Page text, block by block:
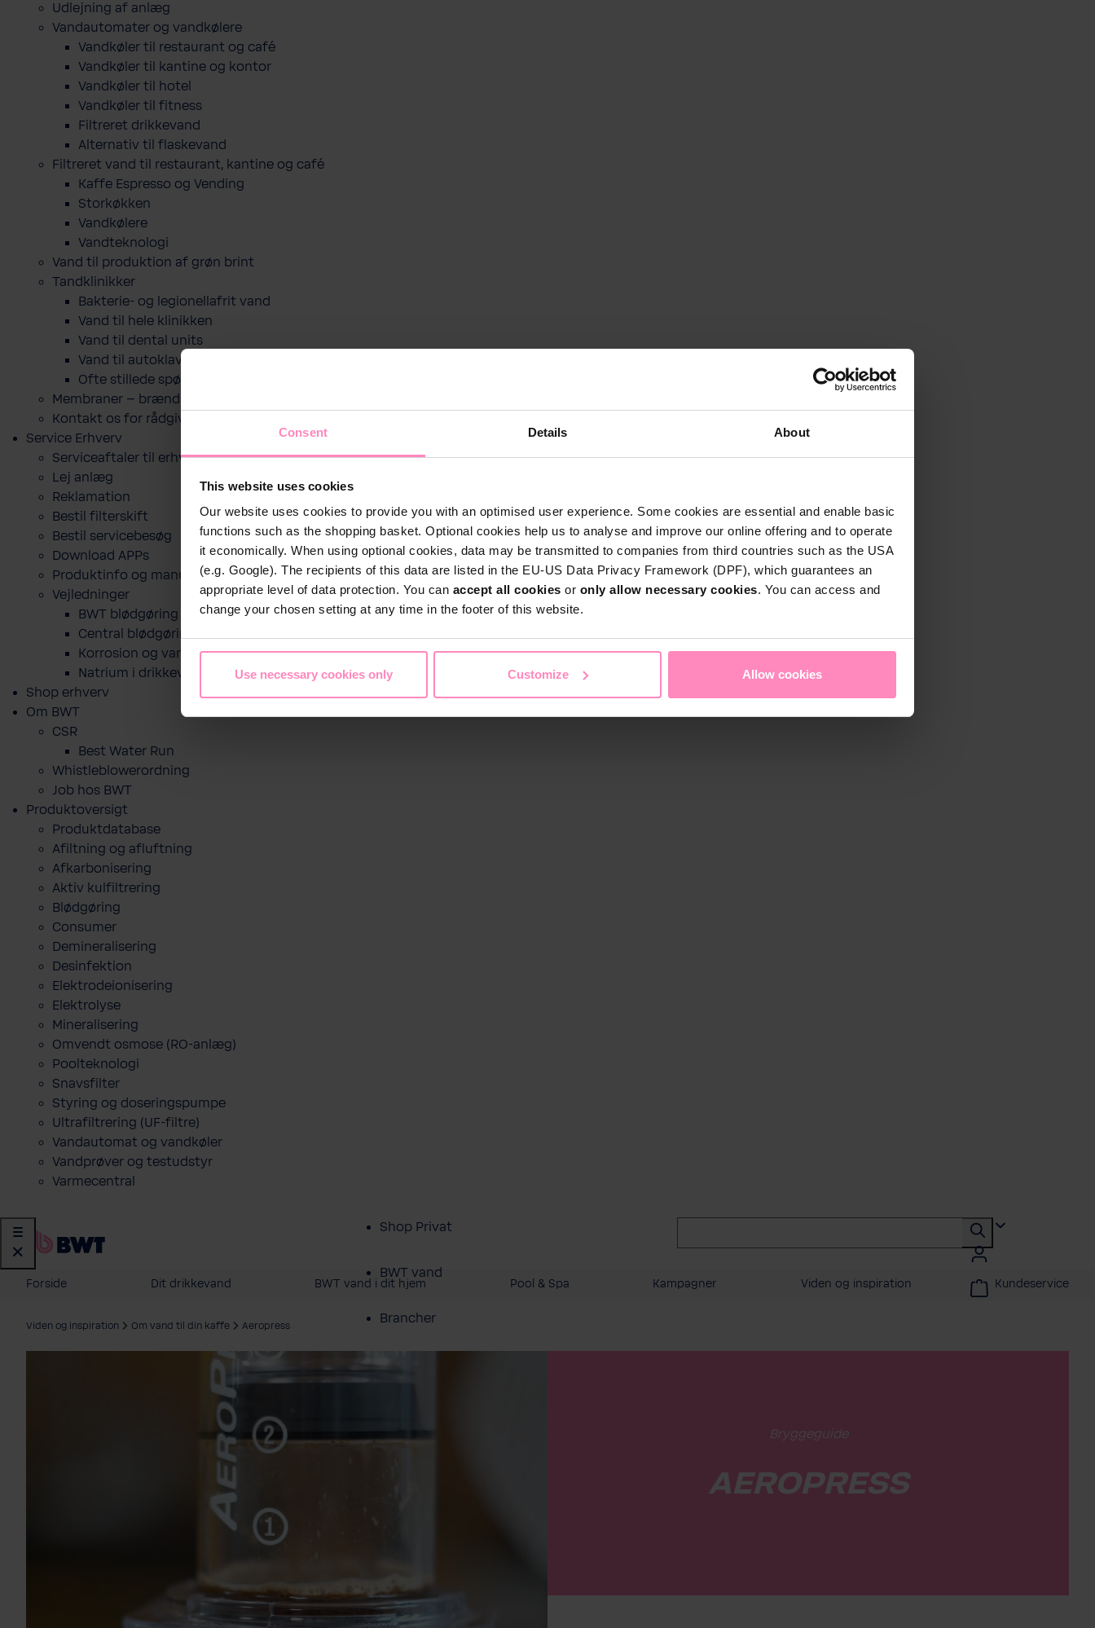
Consent Details About
This website uses cookies
Our website uses cookies to provide you with an optimised user experience. Some cookies are essential and enable basic
functions such as the shopping basket. Optional cookies help us to analyse and improve our online offering and to operate
it economically. When using optional cookies, data may be transmitted to companies from third countries such as the USA
(e.g. Google). The recipients of this data are listed in the EU-US Data Privacy Framework (DPF), which guarantees an
appropriate level of data protection. You can accept all cookies or only allow necessary cookies. You can access and
change your chosen setting at any time in the footer of this website.
Use necessary cookies only Customize Allow cookies
Udlejning af anlæg
Vandautomater og vandkølere
Vandkøler til restaurant og café
Vandkøler til kantine og kontor
Vandkøler til hotel
Vandkøler til fitness
Filtreret drikkevand
Alternativ til flaskevand
Filtreret vand til restaurant, kantine og café
Kaffe Espresso og Vending
Storkøkken
Vandkølere
Vandteknologi
Vand til produktion af grøn brint
Tandklinikker
Bakterie-​ og legio­nel­lafrit vand
Vand til hele klinikken
Vand til dental units
Vand til autoklaver
Ofte stillede spørgsmål
Membraner – brændselscelle
Kontakt os for rådgivning
Service Erhverv
Serviceaftaler til erhverv
Lej anlæg
Reklamation
Bestil filterskift
Bestil servicebesøg
Download APPs
Produktinfo og manualer
Vejledninger
BWT blødgøring til drikkevand
Central blødgøring
Korro­sion og vand­kva­litet
Natrium i drikkevand og blødgøring
Shop erhverv
Om BWT
CSR
Best Water Run
Whistleblowerordning
Job hos BWT
Produktoversigt
Produktdatabase
​Afiltning og afluftning
Afkarbonisering
Aktiv kulfiltrering
Blødgøring
Consumer
Demineralisering
Desinfektion
Elektrodeionisering
Elektrolyse
Mineralisering
Omvendt osmose (RO-anlæg)
Poolteknologi
Snavsfilter
Styring og doseringspumpe
Ultrafiltrering (UF-filtre)
Vandautomat og vandkøler
Vandprøver og testudstyr
Varmecentral
Shop Privat
BWT vand
Brancher
Forside Dit drikkevand BWT vand i dit hjem Pool & Spa Kampagner Viden og inspiration Kundeservice
Viden og inspiration Om vand til din kaffe Aeropress
Bryggeguide
AEROPRESS